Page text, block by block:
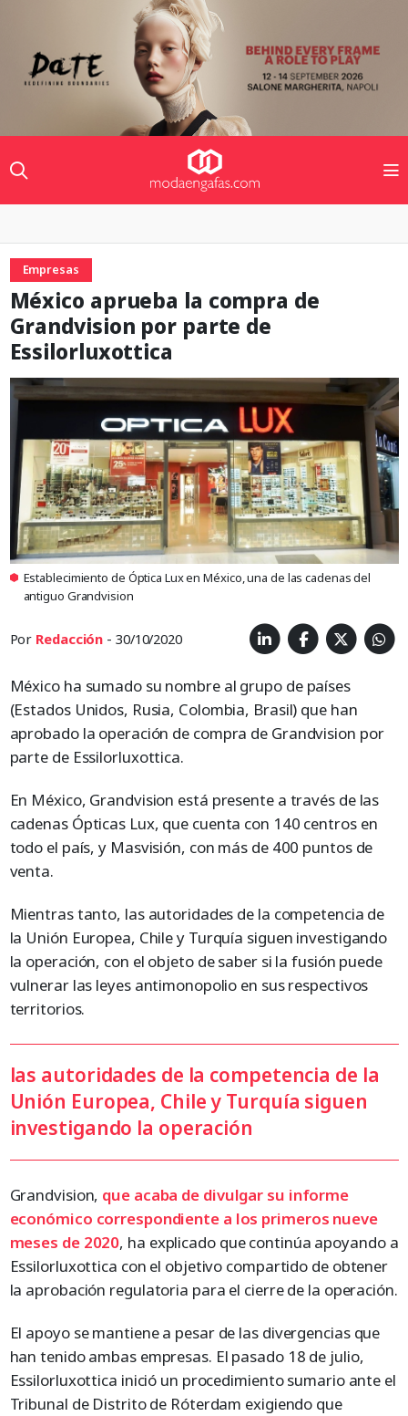
Empresas
México aprueba la compra de
Grandvision por parte de
Essilorluxottica
Establecimiento de Óptica Lux en México, una de las cadenas del
antiguo Grandvision
Por Redacción - 30/10/2020
México ha sumado su nombre al grupo de países
(Estados Unidos, Rusia, Colombia, Brasil) que han
aprobado la operación de compra de Grandvision por
parte de Essilorluxottica.
En México, Grandvision está presente a través de las
cadenas Ópticas Lux, que cuenta con 140 centros en
todo el país, y Masvisión, con más de 400 puntos de
venta.
Mientras tanto, las autoridades de la competencia de
la Unión Europea, Chile y Turquía siguen investigando
la operación, con el objeto de saber si la fusión puede
vulnerar las leyes antimonopolio en sus respectivos
territorios.
las autoridades de la competencia de la
Unión Europea, Chile y Turquía siguen
investigando la operación
Grandvision, que acaba de divulgar su informe
económico correspondiente a los primeros nueve
meses de 2020, ha explicado que continúa apoyando a
Essilorluxottica con el objetivo compartido de obtener
la aprobación regulatoria para el cierre de la operación.
El apoyo se mantiene a pesar de las divergencias que
han tenido ambas empresas. El pasado 18 de julio,
Essilorluxottica inició un procedimiento sumario ante el
Tribunal de Distrito de Róterdam exigiendo que